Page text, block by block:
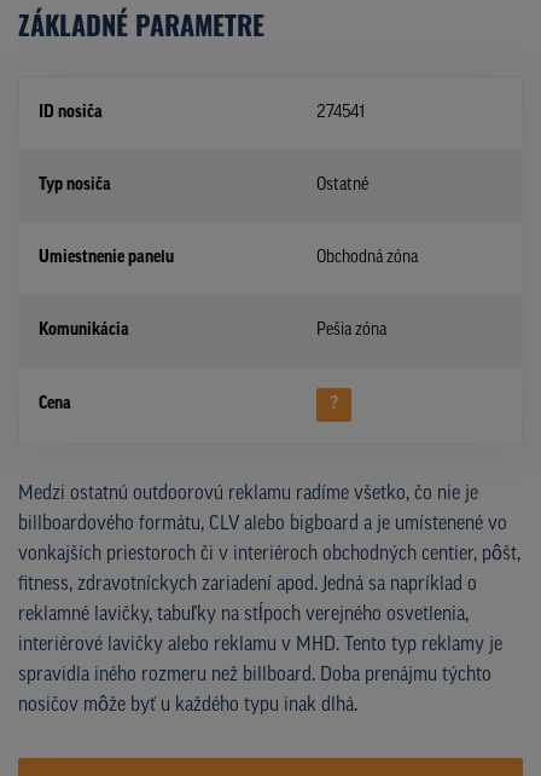
ZÁKLADNÉ PARAMETRE
ID nosiča 274541
Typ nosiča Ostatné
Umiestnenie panelu Obchodná zóna
Komunikácia Pešia zóna
Cena ?
Medzi ostatnú outdoorovú reklamu radíme všetko, čo nie je
billboardového formátu, CLV alebo bigboard a je umístenené vo
vonkajších priestoroch či v interiéroch obchodných centier, pôšt,
fitness, zdravotníckych zariadení apod. Jedná sa napríklad o
reklamné lavičky, tabuľky na stĺpoch verejného osvetlenia,
interiérové lavičky alebo reklamu v MHD. Tento typ reklamy je
spravidla iného rozmeru než billboard. Doba prenájmu týchto
nosičov môže byť u každého typu inak dlhá.